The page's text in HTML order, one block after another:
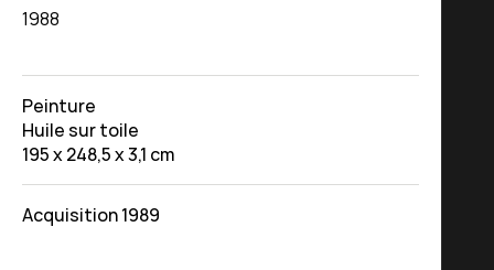
1988
Peinture
Huile sur toile
195 x 248,5 x 3,1 cm
Acquisition 1989